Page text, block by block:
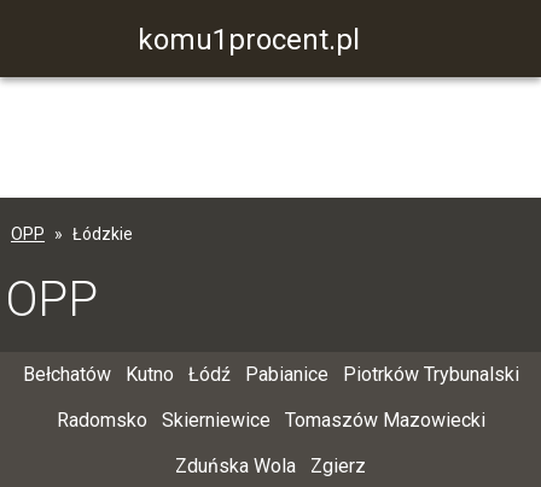
komu1procent.pl
OPP Łódzkie
OPP
Bełchatów Kutno Łódź Pabianice
Piotrków Trybunalski
Radomsko
Skierniewice
Tomaszów Mazowiecki
Zduńska Wola
Zgierz